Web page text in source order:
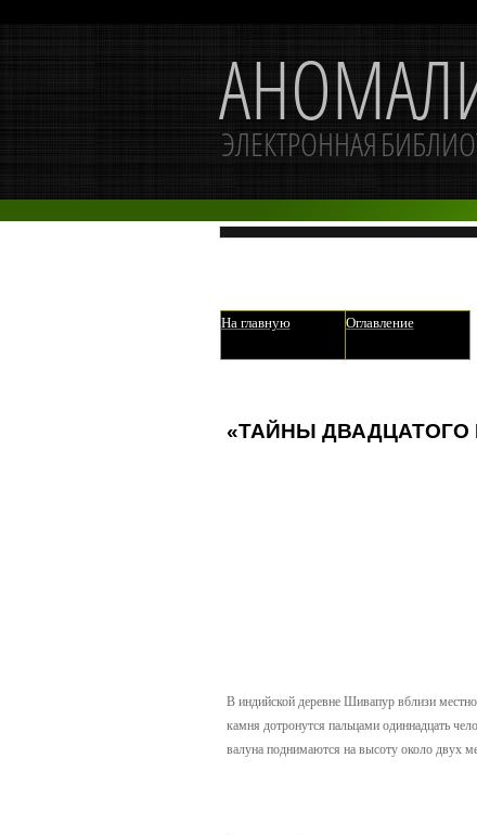
На главную Оглавление
«ТАЙНЫ ДВАДЦАТОГО
В индийской деревне Шивапур вблизи
камня дотронутся пальцами одиннадцать
валуна поднимаются на высоту около двух